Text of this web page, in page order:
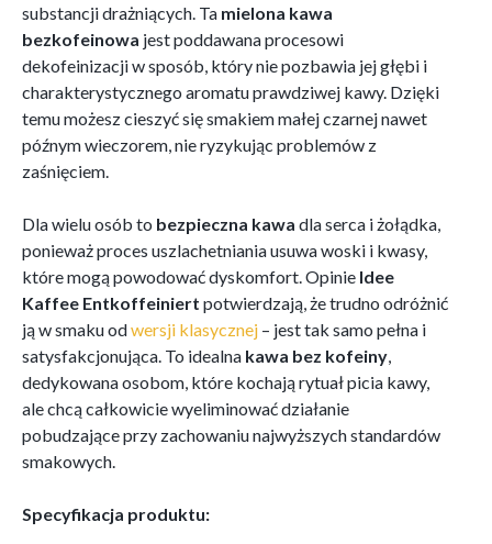
substancji drażniących. Ta mielona kawa
bezkofeinowa jest poddawana procesowi
dekofeinizacji w sposób, który nie pozbawia jej głębi i
charakterystycznego aromatu prawdziwej kawy. Dzięki
temu możesz cieszyć się smakiem małej czarnej nawet
późnym wieczorem, nie ryzykując problemów z
zaśnięciem.
Dla wielu osób to bezpieczna kawa dla serca i żołądka,
ponieważ proces uszlachetniania usuwa woski i kwasy,
które mogą powodować dyskomfort. Opinie Idee
Kaffee Entkoffeiniert potwierdzają, że trudno odróżnić
ją w smaku odwersji klasycznej – jest tak samo pełna i
satysfakcjonująca. To idealna kawa bez kofeiny
dedykowana osobom, które kochają rytuał picia kawy,
ale chcą całkowicie wyeliminować działanie
pobudzające przy zachowaniu najwyższych standardów
smakowych.
Specyfikacja produktu: